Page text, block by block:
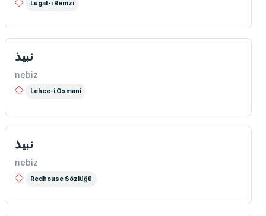
Lugat-ı Remzi
نبیذ
nebiz
Lehce-i Osmani
نبیذ
nebiz
Redhouse Sözlüğü